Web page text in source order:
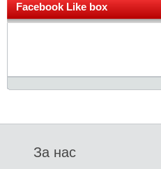
Facebook Like box
За нас